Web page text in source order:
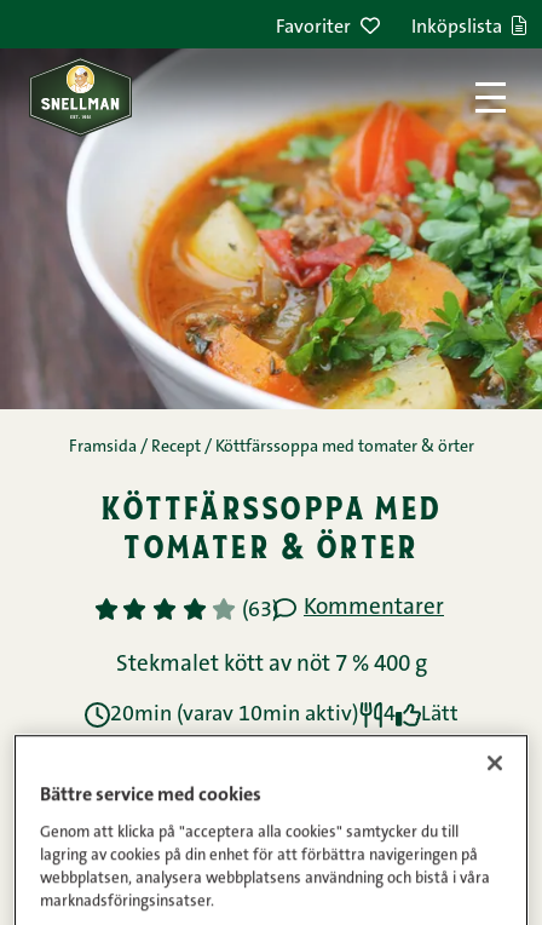
Favoriter Inköpslista
Framsida / Recept / Köttfärssoppa med tomater & örter
köttfärssoppa med
tomater & örter
1 2 3 4 5 (63) Kommentarer
Stekmalet kött av nöt 7 % 400 g
20min (varav 10min aktiv) 4 Lätt
Ingredienser
Instruktioner
Bättre service med cookies
Genom att klicka på "acceptera alla cookies" samtycker du till
lagring av cookies på din enhet för att förbättra navigeringen på
webbplatsen, analysera webbplatsens användning och bistå i våra
marknadsföringsinsatser.